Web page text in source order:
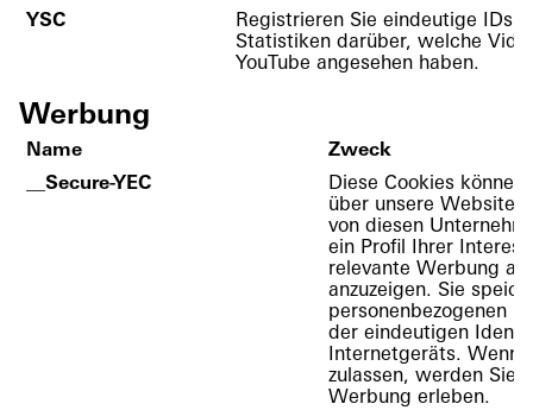
YSC
Registrieren Sie eindeutige IDs
Statistiken darüber, welche
YouTube angesehen haben.
Werbung
Name
Zweck
__Secure-YEC
Diese Cookies
über unsere Website
von diesen
ein Profil Ihrer
relevante Werbung
anzuzeigen. Sie
personenbezogenen
der eindeutigen
Internetgeräts. Wenn
zulassen, werden Sie
Werbung erleben.